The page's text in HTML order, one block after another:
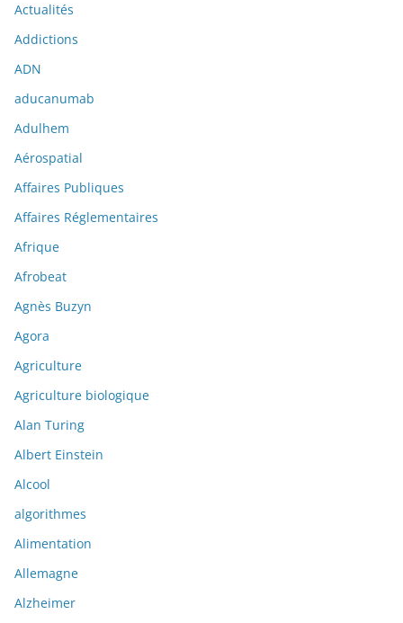
Actualités
Addictions
ADN
aducanumab
Adulhem
Aérospatial
Affaires Publiques
Affaires Réglementaires
Afrique
Afrobeat
Agnès Buzyn
Agora
Agriculture
Agriculture biologique
Alan Turing
Albert Einstein
Alcool
algorithmes
Alimentation
Allemagne
Alzheimer